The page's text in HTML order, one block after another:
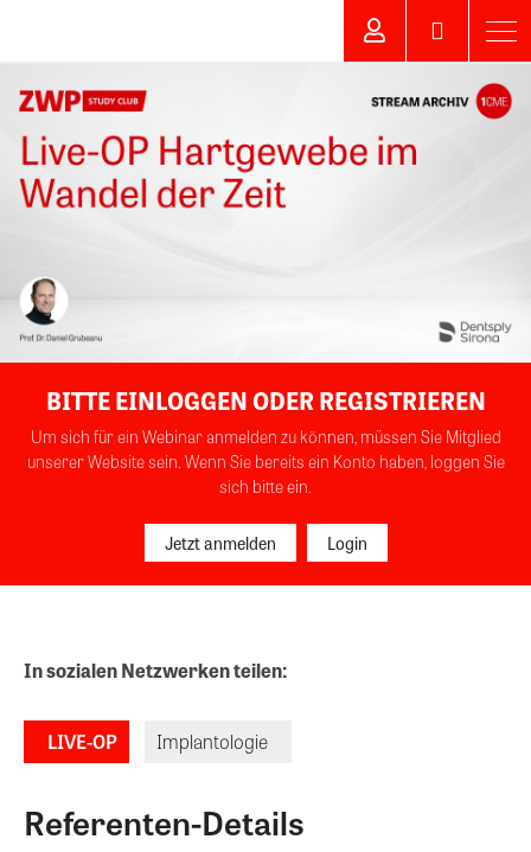
BITTE EINLOGGEN ODER REGISTRIEREN
Um sich für ein Webinar anmelden zu können, müssen Sie Mitglied
unserer Website sein. Wenn Sie bereits ein Konto haben, loggen Sie
sich bitte ein.
Jetzt anmelden Login
LIVE-OP Implantologie
Referenten-Details
In sozialen Netzwerken teilen: